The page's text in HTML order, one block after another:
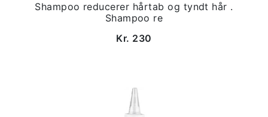
Shampoo reducerer hårtab og tyndt hår .
Shampoo re
Kr. 230